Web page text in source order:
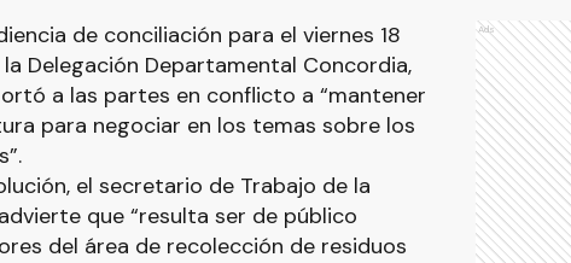
de conciliación para el viernes 18
Delegación Departamental Concordia,
a las partes en conflicto a “mantener
para negociar en los temas sobre los
el secretario de Trabajo de la
que “resulta ser de público
del área de recolección de residuos
Ads